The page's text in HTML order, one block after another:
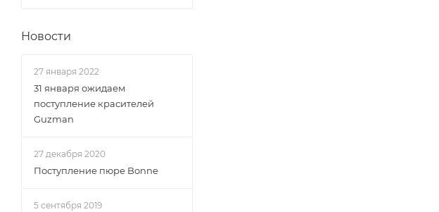
Новости
27 января 2022
31 января ожидаем
поступление красителей
Guzman
27 декабря 2020
Поступление пюре Bonne
5 сентября 2019